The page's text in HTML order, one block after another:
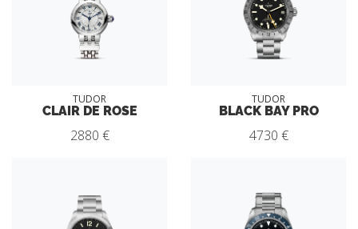
TUDOR
CLAIR DE ROSE
2880 €
TUDOR
BLACK BAY PRO
4730 €